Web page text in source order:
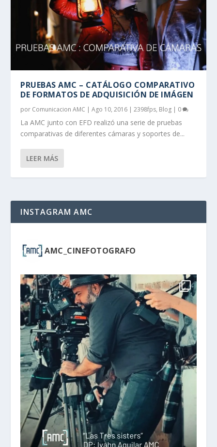
PRUEBAS AMC – CATÁLOGO COMPARATIVO
DE FORMATOS DE ADQUISICIÓN DE IMÁGEN
por Comunicacion AMC |Ago 10, 2016 |2398fps, Blog | 0
La AMC junto con EFD realizó una serie de pruebas
comparativas de diferentes cámaras y soportes de...
LEER MÁS
INSTAGRAM AMC
AMC_CINEFOTOGRAFO